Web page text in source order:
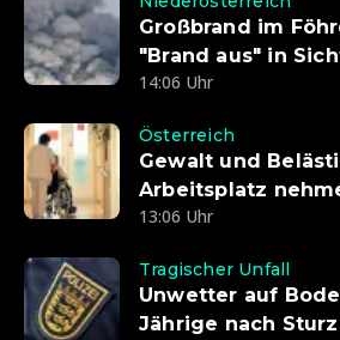
Großbrand im
"Brand aus" in
14:06 Uhr
Österreich
Gewalt und
Arbeitsplatz
13:06 Uhr
Tragischer Unfall
Unwetter auf
Jährige nach